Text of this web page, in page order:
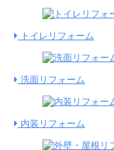
トイレリフォーム
洗面リフォーム
内装リフォーム